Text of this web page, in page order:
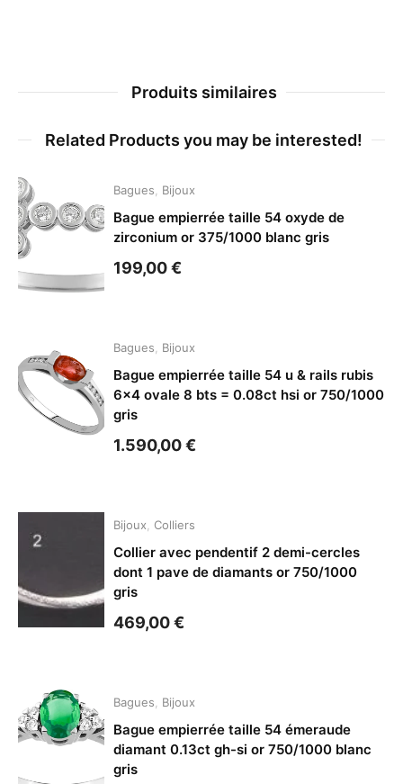
Produits similaires
Related Products you may be interested!
Bagues Bijoux
Bague empierrée taille 54 oxyde de
zirconium or 375/1000 blanc gris
199,00€
Bagues Bijoux
Bague empierrée taille 54 u & rails rubis
6×4 ovale 8 bts = 0.08ct hsi or 750/1000
gris
1.590,00€
Bijoux Colliers
Collier avec pendentif 2 demi-cercles
dont 1 pave de diamants or 750/1000
gris
469,00€
Bagues Bijoux
Bague empierrée taille 54 émeraude
diamant 0.13ct gh-si or 750/1000 blanc
gris